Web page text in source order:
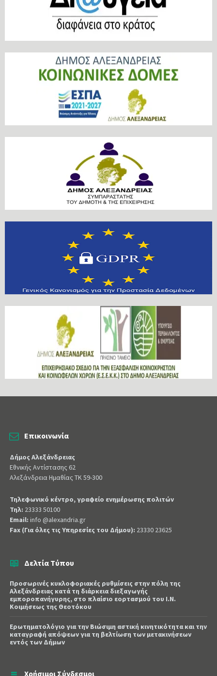
Επικοινωνία
Δήμος Αλεξάνδρειας
Εθνικής Αντίστασης 62
Αλεξάνδρεια Ημαθίας ΤΚ 59-300
Τηλεφωνικό κέντρο, γραφείο ενημέρωσης πολιτών
Τηλ: 23333 50100
Email: info @alexandria.gr
Fax (Για όλες τις Υπηρεσίες του Δήμου): 23330 23625
Δελτία Τύπου
Προσωρινές κυκλοφοριακές ρυθμίσεις στην πόλη της
Αλεξάνδρειας κατά τη διάρκεια διεξαγωγής
εμποροπανήγυρης, στο πλαίσιο εορτασμού του Ι.Ν.
Κοιμήσεως της Θεοτόκου
Ερωτηματολόγιο για την Βιώσιμη αστική κινητικότητα και την
καταγραφή απόψεων για τη βελτίωση των μετακινήσεων
εντός των Δήμων
Χρήσιμοι Σύνδεσμοι